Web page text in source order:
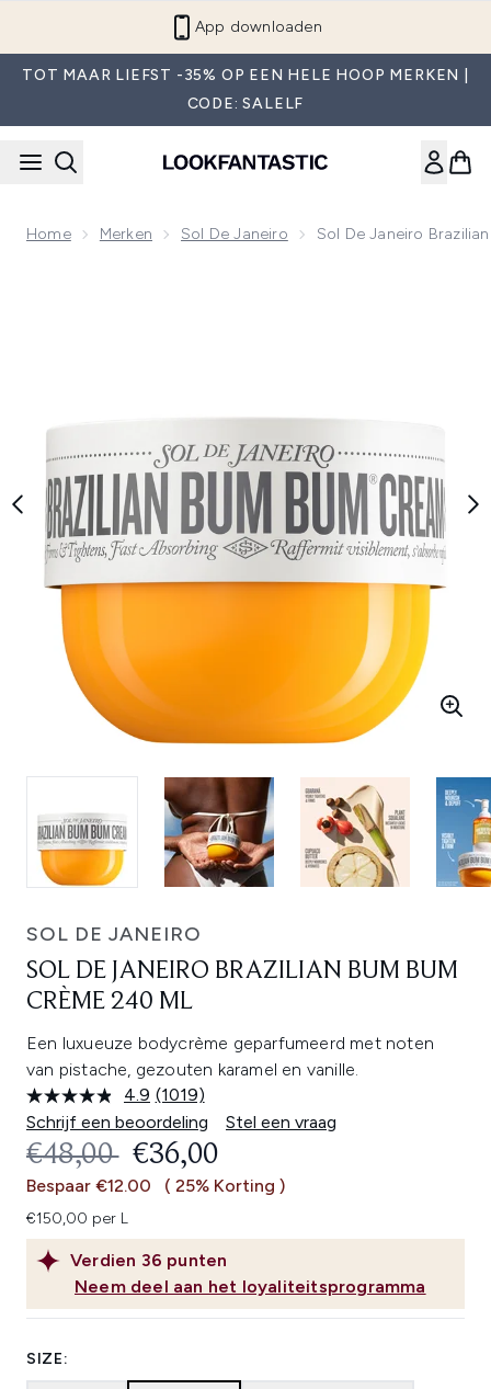
App downloaden
TOT MAAR LIEFST -35% OP EEN HELE HOOP MERKEN |
CODE: SALELF
Home Merken Sol De Janeiro Sol De Janeiro
SOL DE JANEIRO
SOL DE JANEIRO BRAZILIAN BUM BUM
CRÈME 240 ML
Een luxueuze bodycrème geparfumeerd met noten
van pistache, gezouten karamel en vanille.
4.9 Lees
1019
beoordelingen.
Dezelfde
paginalink.
(1019)
Schrijf een beoordeling
Stel een vraag
Verdien 36 punten
Neem deel aan het loyaliteitsprogramma
RECOMMENDED RETAIL PRICE:
€48,00 HUIDIGE PRIJS:
€36,00
Bespaar €12.00 ( 25% Korting )
€150,00 per L
SIZE: